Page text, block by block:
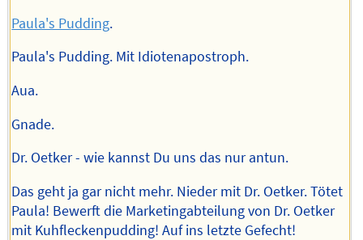
Paula's Pudding.
Paula's Pudding. Mit Idiotenapostroph.
Aua.
Gnade.
Dr. Oetker - wie kannst Du uns das nur antun.
Das geht ja gar nicht mehr. Nieder mit Dr. Oetker. Tötet
Paula! Bewerft die Marketingabteilung von Dr. Oetker
mit Kuhfleckenpudding! Auf ins letzte Gefecht!